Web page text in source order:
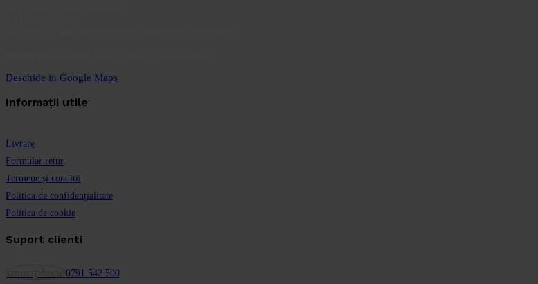
Deschide in Google Maps
Informații utile
Livrare
Formular retur
Termene și condiții
Politica de confidențialitate
Politica de cookie
Suport clienti
0791 542 500